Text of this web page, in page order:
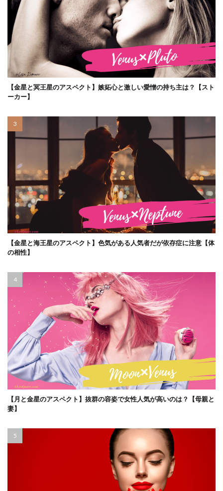
【金星と冥王星のアスペクト】嫉妬心と激しい愛憎の持ち主は？【スト
ーカー】
【金星と海王星のアスペクト】色気がある人気者だが依存症に注意【体
の相性】
【月と金星のアスペクト】抜群の容姿で女性人気が高いのは？【母親と
妻】